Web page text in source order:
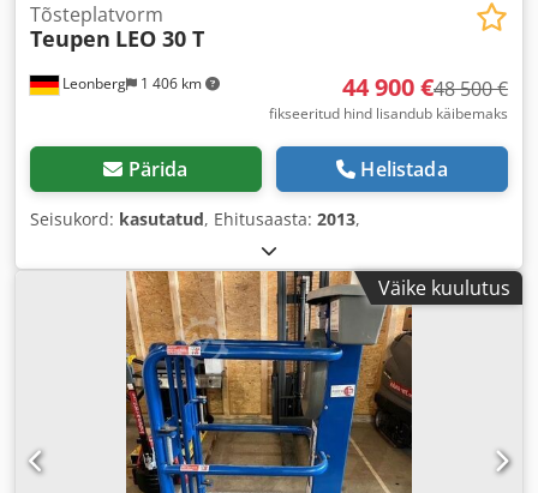
Leonberg 1 406 km
Tõsteplatvorm
Teupen LEO 30 T
44 900 €48 500 €
fikseeritud hind lisandub käibemaks
Pärida Helistada
Seisukord: kasutatud, Ehitusaasta: 2013,
Väike kuulutus